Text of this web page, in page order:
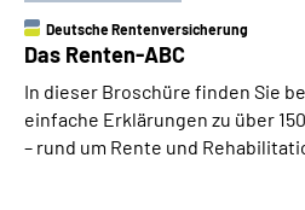
Deutsche Rentenversicherung
Das Renten-ABC
In dieser Broschüre finden Sie
einfache Erklärungen zu über
– rund um Rente und